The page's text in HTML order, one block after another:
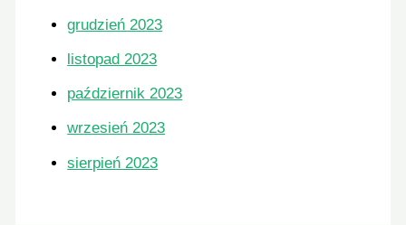
grudzień 2023
listopad 2023
październik 2023
wrzesień 2023
sierpień 2023